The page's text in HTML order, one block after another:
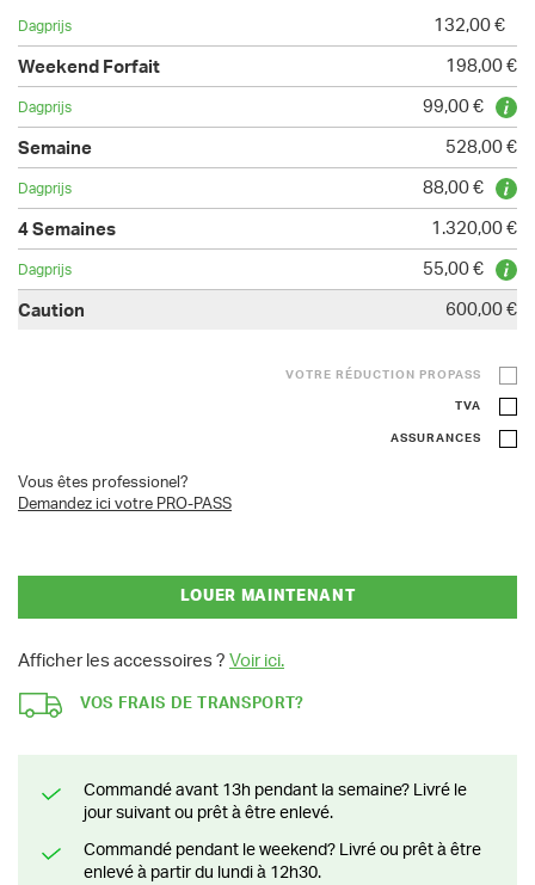
132,00 €
198,00 €
99,00 €
528,00 €
88,00 €
1.320,00 €
55,00 €
600,00 €
VOTRE RÉDUCTION PROPASS
TVA
ASSURANCES
Vous êtes professionel?
Demandez ici votre PRO-PASS
LOUER MAINTENANT
Afficher les accessoires ? Voir ici.
VOS FRAIS DE TRANSPORT?
Commandé avant 13h pendant la semaine? Livré le
jour suivant ou prêt à être enlevé.
Commandé pendant le weekend? Livré ou prêt à être
enlevé à partir du lundi à 12h30.